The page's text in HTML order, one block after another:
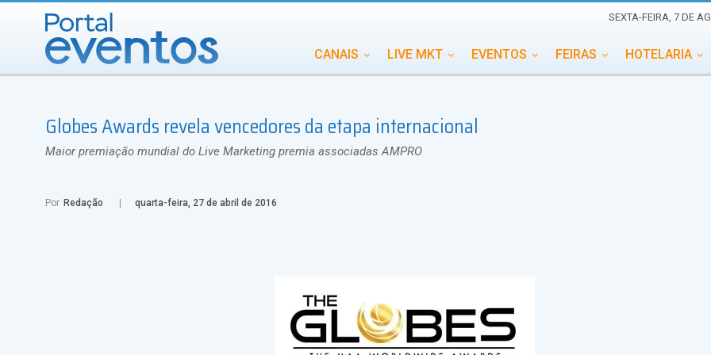
SEXTA-FEIRA, 7 DE
CANAIS LIVE MKT EVENTOS FEIRAS HOTELARIA
INCENTIVOS INTERNACIONAL MEMORIAL DE EVENTOS
Globes Awards revela vencedores da etapa internacional
Maior premiação mundial do Live Marketing premia associadas AMPRO
Por Redação quarta-feira, 27 de abril de 2016